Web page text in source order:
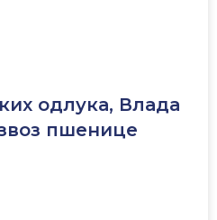
одлука, Влада
пшенице